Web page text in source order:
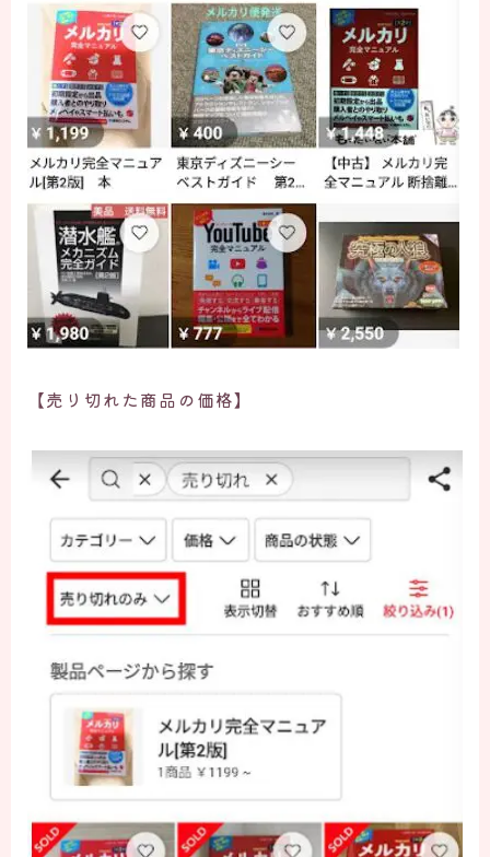
【売り切れた商品の価格】